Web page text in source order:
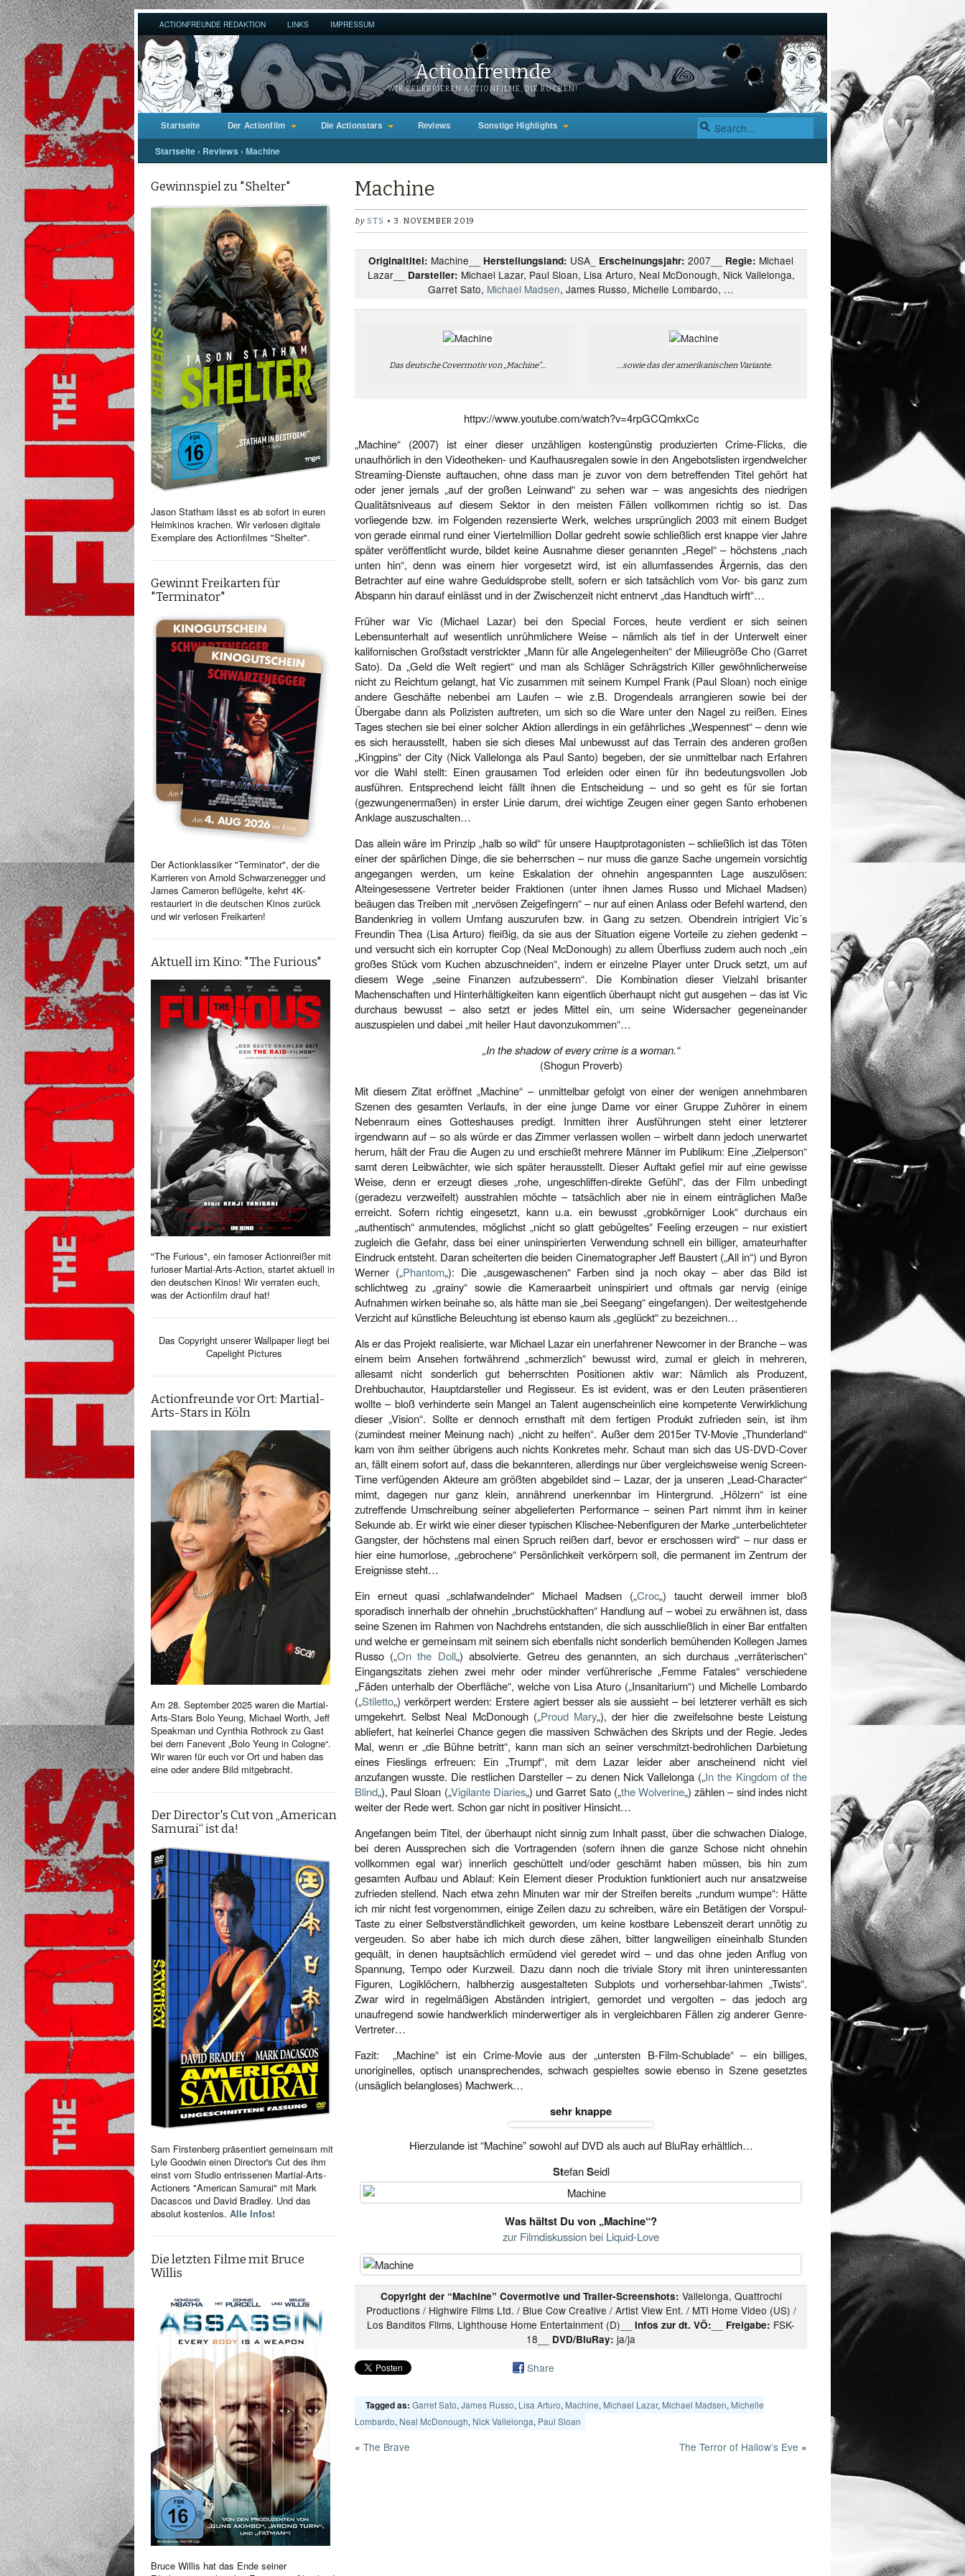
ACTIONFREUNDE REDAKTION LINKS IMPRESSUM
Actionfreunde
WIR ZELEBRIEREN ACTIONFILME, DIE ROCKEN!
Startseite Der Actionfilm Die Actionstars Reviews Sonstige Highlights
Startseite › Reviews › Machine
Gewinnspiel zu "Shelter"
Jason Statham lässt es ab sofort in euren
Heimkinos krachen. Wir verlosen digitale
Exemplare des Actionfilmes "Shelter".
Gewinnt Freikarten für
"Terminator"
Der Actionklassiker "Terminator", der die
Karrieren von Arnold Schwarzenegger und
James Cameron beflügelte, kehrt 4K-
restauriert in die deutschen Kinos zurück
und wir verlosen Freikarten!
Aktuell im Kino: "The Furious"
"The Furious", ein famoser Actionreißer mit
furioser Martial-Arts-Action, startet aktuell in
den deutschen Kinos! Wir verraten euch,
was der Actionfilm drauf hat!
Das Copyright unserer Wallpaper liegt bei
Capelight Pictures
Actionfreunde vor Ort: Martial-
Arts-Stars in Köln
Am 28. September 2025 waren die Martial-
Arts-Stars Bolo Yeung, Michael Worth, Jeff
Speakman und Cynthia Rothrock zu Gast
bei dem Fanevent „Bolo Yeung in Cologne“.
Wir waren für euch vor Ort und haben das
eine oder andere Bild mitgebracht.
Der Director's Cut von „American
Samurai“ ist da!
Sam Firstenberg präsentiert gemeinsam mit
Lyle Goodwin einen Director's Cut des ihm
einst vom Studio entrissenen Martial-Arts-
Actioners "American Samurai" mit Mark
Dacascos und David Bradley. Und das
absolut kostenlos. Alle Infos!
Die letzten Filme mit Bruce
Willis
Bruce Willis hat das Ende seiner
Machine
by STS • 3. NOVEMBER 2019
Originaltitel: Machine Herstellungsland: USA_ Erscheinungsjahr: 2007__ Regie: Michael
Lazar__
Darsteller: Michael Lazar, Paul Sloan, Lisa Arturo, Neal McDonough, Nick Vallelonga,
Garret Sato, Michael Madsen, James Russo, Michelle Lombardo, …
Das deutsche Covermotiv von „Machine“… …sowie das der amerikanischen Variante.
httpv://www.youtube.com/watch?v=4rpGCQmkxCc
„Machine“ (2007) ist einer dieser unzähligen kostengünstig produzierten Crime-Flicks, die
unaufhörlich in den Videotheken- und Kaufhausregalen sowie in den Angebotslisten irgendwelcher
Streaming-Dienste auftauchen, ohne dass man je zuvor von dem betreffenden Titel gehört hat
oder jener jemals „auf der großen Leinwand“ zu sehen war – was angesichts des niedrigen
Qualitätsniveaus auf diesem Sektor in den meisten Fällen vollkommen richtig so ist. Das
vorliegende bzw. im Folgenden rezensierte Werk, welches ursprünglich 2003 mit einem Budget
von gerade einmal rund einer Viertelmillion Dollar gedreht sowie schließlich erst knappe vier Jahre
später veröffentlicht wurde, bildet keine Ausnahme dieser genannten „Regel“ – höchstens „nach
unten hin“, denn was einem hier vorgesetzt wird, ist ein allumfassendes Ärgernis, das den
Betrachter auf eine wahre Geduldsprobe stellt, sofern er sich tatsächlich vom Vor- bis ganz zum
Abspann hin darauf einlässt und in der Zwischenzeit nicht entnervt „das Handtuch wirft“…
Früher war Vic (Michael Lazar) bei den Special Forces, heute verdient er sich seinen
Lebensunterhalt auf wesentlich unrühmlichere Weise – nämlich als tief in der Unterwelt einer
kalifornischen Großstadt verstrickter „Mann für alle Angelegenheiten“ der Milieugröße Cho (Garret
Sato). Da „Geld die Welt regiert“ und man als Schläger Schrägstrich Killer gewöhnlicherweise
nicht zu Reichtum gelangt, hat Vic zusammen mit seinem Kumpel Frank (Paul Sloan) noch einige
andere Geschäfte nebenbei am Laufen – wie z.B. Drogendeals arrangieren sowie bei der
Übergabe dann als Polizisten auftreten, um sich so die Ware unter den Nagel zu reißen. Eines
Tages stechen sie bei einer solcher Aktion allerdings in ein gefährliches „Wespennest“ – denn wie
es sich herausstellt, haben sie sich dieses Mal unbewusst auf das Terrain des anderen großen
„Kingpins“ der City (Nick Vallelonga als Paul Santo) begeben, der sie unmittelbar nach Erfahren
vor die Wahl stellt: Einen grausamen Tod erleiden oder einen für ihn bedeutungsvollen Job
ausführen. Entsprechend leicht fällt ihnen die Entscheidung – und so geht es für sie fortan
(gezwungenermaßen) in erster Linie darum, drei wichtige Zeugen einer gegen Santo erhobenen
Anklage auszuschalten…
Das allein wäre im Prinzip „halb so wild“ für unsere Hauptprotagonisten – schließlich ist das Töten
einer der spärlichen Dinge, die sie beherrschen – nur muss die ganze Sache ungemein vorsichtig
angegangen werden, um keine Eskalation der ohnehin angespannten Lage auszulösen:
Alteingesessene Vertreter beider Fraktionen (unter ihnen James Russo und Michael Madsen)
beäugen das Treiben mit „nervösen Zeigefingern“ – nur auf einen Anlass oder Befehl wartend, den
Bandenkrieg in vollem Umfang auszurufen bzw. in Gang zu setzen. Obendrein intrigiert Vic´s
Freundin Thea (Lisa Arturo) fleißig, da sie aus der Situation eigene Vorteile zu ziehen gedenkt –
und versucht sich ein korrupter Cop (Neal McDonough) zu allem Überfluss zudem auch noch „ein
großes Stück vom Kuchen abzuschneiden“, indem er einzelne Player unter Druck setzt, um auf
diesem Wege „seine Finanzen aufzubessern“. Die Kombination dieser Vielzahl brisanter
Machenschaften und Hinterhältigkeiten kann eigentlich überhaupt nicht gut ausgehen – das ist Vic
durchaus bewusst – also setzt er jedes Mittel ein, um seine Widersacher gegeneinander
auszuspielen und dabei „mit heiler Haut davonzukommen“…
„In the shadow of every crime is a woman.“
(Shogun Proverb)
Mit diesem Zitat eröffnet „Machine“ – unmittelbar gefolgt von einer der wenigen annehmbaren
Szenen des gesamten Verlaufs, in der eine junge Dame vor einer Gruppe Zuhörer in einem
Nebenraum eines Gotteshauses predigt. Inmitten ihrer Ausführungen steht einer letzterer
irgendwann auf – so als würde er das Zimmer verlassen wollen – wirbelt dann jedoch unerwartet
herum, hält der Frau die Augen zu und erschießt mehrere Männer im Publikum: Eine „Zielperson“
samt deren Leibwächter, wie sich später herausstellt. Dieser Auftakt gefiel mir auf eine gewisse
Weise, denn er erzeugt dieses „rohe, ungeschliffen-direkte Gefühl“, das der Film unbedingt
(geradezu verzweifelt) ausstrahlen möchte – tatsächlich aber nie in einem einträglichen Maße
erreicht. Sofern richtig eingesetzt, kann u.a. ein bewusst „grobkörniger Look“ durchaus ein
„authentisch“ anmutendes, möglichst „nicht so glatt gebügeltes“ Feeling erzeugen – nur existiert
zugleich die Gefahr, dass bei einer uninspirierten Verwendung schnell ein billiger, amateurhafter
Eindruck entsteht. Daran scheiterten die beiden Cinematographer Jeff Baustert („All in“) und Byron
Werner („Phantom„): Die „ausgewaschenen“ Farben sind ja noch okay – aber das Bild ist
schlichtweg zu „grainy“ sowie die Kameraarbeit uninspiriert und oftmals gar nervig (einige
Aufnahmen wirken beinahe so, als hätte man sie „bei Seegang“ eingefangen). Der weitestgehende
Verzicht auf künstliche Beleuchtung ist ebenso kaum als „geglückt“ zu bezeichnen…
Als er das Projekt realisierte, war Michael Lazar ein unerfahrener Newcomer in der Branche – was
einem beim Ansehen fortwährend „schmerzlich“ bewusst wird, zumal er gleich in mehreren,
allesamt nicht sonderlich gut beherrschten Positionen aktiv war: Nämlich als Produzent,
Drehbuchautor, Hauptdarsteller und Regisseur. Es ist evident, was er den Leuten präsentieren
wollte – bloß verhinderte sein Mangel an Talent augenscheinlich eine kompetente Verwirklichung
dieser „Vision“. Sollte er dennoch ernsthaft mit dem fertigen Produkt zufrieden sein, ist ihm
(zumindest meiner Meinung nach) „nicht zu helfen“. Außer dem 2015er TV-Movie „Thunderland“
kam von ihm seither übrigens auch nichts Konkretes mehr. Schaut man sich das US-DVD-Cover
an, fällt einem sofort auf, dass die bekannteren, allerdings nur über vergleichsweise wenig Screen-
Time verfügenden Akteure am größten abgebildet sind – Lazar, der ja unseren „Lead-Character“
mimt, dagegen nur ganz klein, annährend unerkennbar im Hintergrund. „Hölzern“ ist eine
zutreffende Umschreibung seiner abgelieferten Performance – seinen Part nimmt ihm in keiner
Sekunde ab. Er wirkt wie einer dieser typischen Klischee-Nebenfiguren der Marke „unterbelichteter
Gangster, der höchstens mal einen Spruch reißen darf, bevor er erschossen wird“ – nur dass er
hier eine humorlose, „gebrochene“ Persönlichkeit verkörpern soll, die permanent im Zentrum der
Ereignisse steht…
Ein erneut quasi „schlafwandelnder“ Michael Madsen („Croc„) taucht derweil immer bloß
sporadisch innerhalb der ohnehin „bruchstückhaften“ Handlung auf – wobei zu erwähnen ist, dass
seine Szenen im Rahmen von Nachdrehs entstanden, die sich ausschließlich in einer Bar entfalten
und welche er gemeinsam mit seinem sich ebenfalls nicht sonderlich bemühenden Kollegen James
Russo („On the Doll„) absolvierte. Getreu des genannten, an sich durchaus „verräterischen“
Eingangszitats ziehen zwei mehr oder minder verführerische „Femme Fatales“ verschiedene
„Fäden unterhalb der Oberfläche“, welche von Lisa Aturo („Insanitarium“) und Michelle Lombardo
(„Stiletto„) verkörpert werden: Erstere agiert besser als sie aussieht – bei letzterer verhält es sich
umgekehrt. Selbst Neal McDonough („Proud Mary„), der hier die zweifelsohne beste Leistung
abliefert, hat keinerlei Chance gegen die massiven Schwächen des Skripts und der Regie. Jedes
Mal, wenn er „die Bühne betritt“, kann man sich an seiner verschmitzt-bedrohlichen Darbietung
eines Fieslings erfreuen: Ein „Trumpf“, mit dem Lazar leider aber anscheinend nicht viel
anzufangen wusste. Die restlichen Darsteller – zu denen Nick Vallelonga („In the Kingdom of the
Blind„), Paul Sloan („Vigilante Diaries„) und Garret Sato („the Wolverine„) zählen – sind indes nicht
weiter der Rede wert. Schon gar nicht in positiver Hinsicht…
Angefangen beim Titel, der überhaupt nicht sinnig zum Inhalt passt, über die schwachen Dialoge,
bei deren Aussprechen sich die Vortragenden (sofern ihnen die ganze Schose nicht ohnehin
vollkommen egal war) innerlich geschüttelt und/oder geschämt haben müssen, bis hin zum
gesamten Aufbau und Ablauf: Kein Element dieser Produktion funktioniert auch nur ansatzweise
zufrieden stellend. Nach etwa zehn Minuten war mir der Streifen bereits „rundum wumpe“: Hätte
ich mir nicht fest vorgenommen, einige Zeilen dazu zu schreiben, wäre ein Betätigen der Vorspul-
Taste zu einer Selbstverständlichkeit geworden, um keine kostbare Lebenszeit derart unnötig zu
vergeuden. So aber habe ich mich durch diese zähen, bitter langweiligen eineinhalb Stunden
gequält, in denen hauptsächlich ermüdend viel geredet wird – und das ohne jeden Anflug von
Spannung, Tempo oder Kurzweil. Dazu dann noch die triviale Story mit ihren uninteressanten
Figuren, Logiklöchern, halbherzig ausgestalteten Subplots und vorhersehbar-lahmen „Twists“.
Zwar wird in regelmäßigen Abständen intrigiert, gemordet und vergolten – das jedoch arg
unaufregend sowie handwerklich minderwertiger als in vergleichbaren Fällen zig anderer Genre-
Vertreter…
Fazit: „Machine“ ist ein Crime-Movie aus der „untersten B-Film-Schublade“ – ein billiges,
unoriginelles, optisch unansprechendes, schwach gespieltes sowie ebenso in Szene gesetztes
(unsäglich belangloses) Machwerk…
sehr knappe
Hierzulande ist “Machine” sowohl auf DVD als auch auf BluRay erhältlich…
StefanSeidl
Was hältst Du von „Machine“?
zur Filmdiskussion bei Liquid-Love
Copyright der “Machine” Covermotive und Trailer-Screenshots: Vallelonga, Quattrochi
Productions / Highwire Films Ltd. / Blue Cow Creative / Artist View Ent. / MTI Home Video (US) /
Los Banditos Films, Lighthouse Home Entertainment (D)__ Infos zur dt. VÖ: Freigabe: FSK-
18__ DVD/BluRay: ja/ja
Share
Tagged as: Garret Sato, James Russo, Lisa Arturo, Machine, Michael Lazar, Michael Madsen, Michelle
Lombardo, Neal McDonough, Nick Vallelonga, Paul Sloan
« The Brave The Terror of Hallow’s Eve »